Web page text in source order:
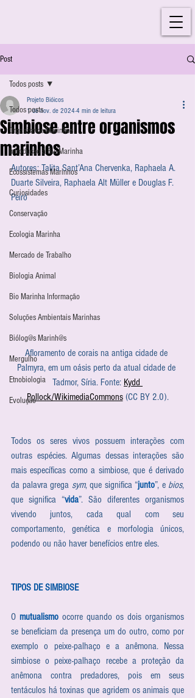
Post
Todos posts
Organismos Marinhos
Introdução à Bio-Marinha
Ecossistemas Marinhos
Curiosidades
Conservação
Ecologia Marinha
Mercado de Trabalho
Biologia Animal
Bio Marinha Informação
Soluções Ambientais Marinhas
Biólog@s Marinh@s
Mergulho
Etnobiologia
Evolução
Todos posts
Simbiose entre organismos
marinhos
Projeto Bióicos
1 de nov. de 2024 4 min de leitura
Autores: Talita Sant’Ana Chervenka, Raphaela A.
Duarte Silveira, Raphaela Alt Müller e Douglas F.
Peiró
Afloramento de corais na antiga cidade de
Palmyra, em um oásis perto da atual cidade de
Tadmor, Síria. Fonte: Kydd
Pollock/WikimediaCommons (CC BY 2.0).
Todos os seres vivos possuem interações com
outras espécies. Algumas dessas interações são
mais específicas como a simbiose, que é derivado
da palavra grega sym, que significa “junto”, e bios,
que significa “vida”. São diferentes organismos
vivendo juntos, cada qual com seu
comportamento, genética e morfologia únicos,
podendo ou não haver benefícios entre eles.
TIPOS DE SIMBIOSE
O mutualismo ocorre quando os dois organismos
se beneficiam da presença um do outro, como por
exemplo o peixe-palhaço e a anêmona. Nessa
simbiose o peixe-palhaço recebe a proteção da
anêmona contra predadores, pois em seus
tentáculos há toxinas que agridem os animais que